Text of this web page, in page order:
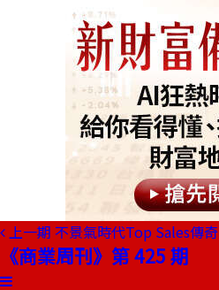
上一期 不景氣時代Top Sales傳奇
《商業周刊》第 425 期